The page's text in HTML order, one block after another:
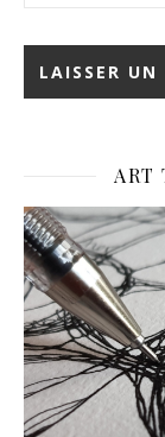
ART